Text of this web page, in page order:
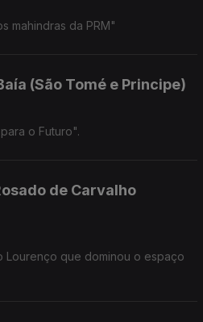
mahindras da PRM"
(São Tomé e Principe)
o Futuro".
de Carvalho
que dominou o espaço